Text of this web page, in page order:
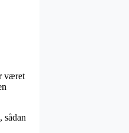
været
sådan